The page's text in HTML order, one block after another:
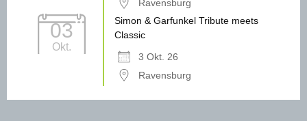
Ravensburg
03
Okt.
Simon & Garfunkel Tribute meets
Classic
3 Okt. 26
Ravensburg